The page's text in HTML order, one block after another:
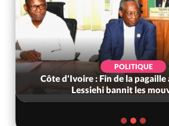
POLITIQUE
Côte d'Ivoire : Fin de la pagaille
Lessiehi bannit les